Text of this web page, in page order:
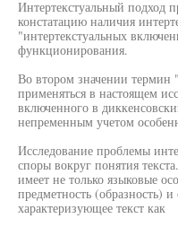
Интертекстуальный подход
констатацию наличия
"интертекстуальных
функционирования.
Во втором значении термин
применяться в настоящем
включенного в
непременным учетом
Исследование проблемы
споры вокруг понятия
имеет не только языковые
предметность (образность)
характеризующее текст как